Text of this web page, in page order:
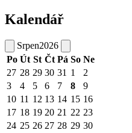
Kalendář
Srpen2026
Po Út St Čt Pá So Ne
27 28 29 30 31 1
2
3
4 5 6 7 8
9
10 11 12 13 14 15 16
17 18 19 20 21 22 23
24 25 26 27 28 29 30